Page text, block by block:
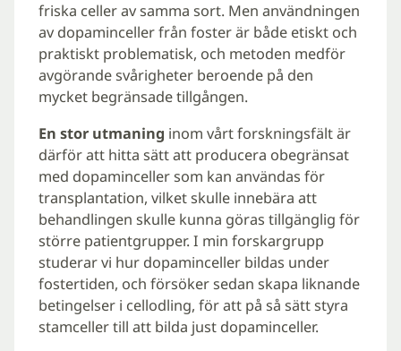
friska celler av samma sort. Men användningen
av dopaminceller från foster är både etiskt och
praktiskt problematisk, och metoden medför
avgörande svårigheter beroende på den
mycket begränsade tillgången.
En stor utmaning inom vårt forskningsfält är
därför att hitta sätt att producera obegränsat
med dopaminceller som kan användas för
transplantation, vilket skulle innebära att
behandlingen skulle kunna göras tillgänglig för
större patientgrupper. I min forskargrupp
studerar vi hur dopaminceller bildas under
fostertiden, och försöker sedan skapa liknande
betingelser i cellodling, för att på så sätt styra
stamceller till att bilda just dopaminceller.